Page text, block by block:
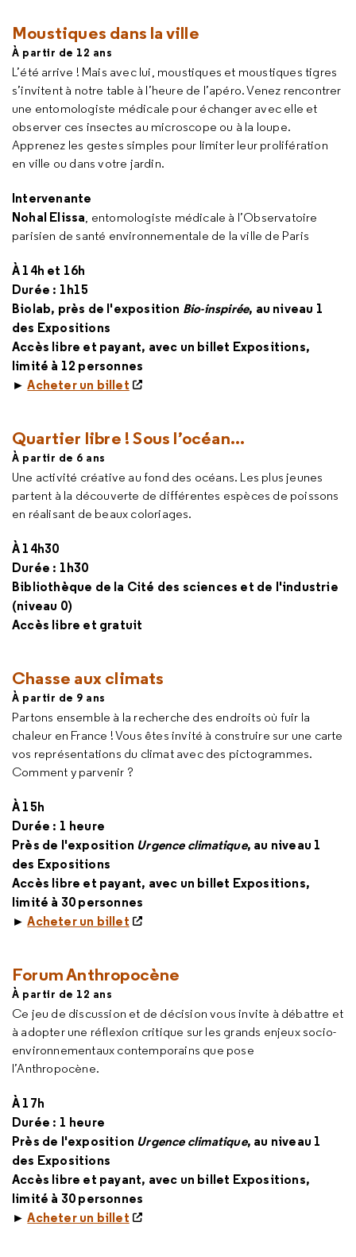
Moustiques dans la ville
À partir de 12 ans
L’été arrive ! Mais avec lui, moustiques et moustiques tigres
s’invitent à notre table à l’heure de l’apéro. Venez rencontrer
une entomologiste médicale pour échanger avec elle et
observer ces insectes au microscope ou à la loupe.
Apprenez les gestes simples pour limiter leur prolifération
en ville ou dans votre jardin.
Intervenante
Nohal Elissa, entomologiste médicale à l’Observatoire
parisien de santé environnementale de la ville de Paris
À 14h et 16h
Durée : 1h15
Biolab, près de l'exposition Bio-inspirée, au niveau 1
des Expositions
Accès libre et payant, avec un billet Expositions,
limité à 12 personnes
►Acheter un billet
Quartier libre ! Sous l’océan...
À partir de 6 ans
Une activité créative au fond des océans. Les plus jeunes
partent à la découverte de différentes espèces de poissons
en réalisant de beaux coloriages.
À 14h30
Durée : 1h30
Bibliothèque de la Cité des sciences et de l'industrie
(niveau 0)
Accès libre et gratuit
Chasse aux climats
À partir de 9 ans
Partons ensemble à la recherche des endroits où fuir la
chaleur en France ! Vous êtes invité à construire sur une carte
vos représentations du climat avec des pictogrammes.
Comment y parvenir ?
À 15h
Durée : 1 heure
Près de l'exposition Urgence climatique, au niveau 1
des Expositions
Accès libre et payant, avec un billet Expositions,
limité à 30 personnes
►Acheter un billet
Forum Anthropocène
À partir de 12 ans
Ce jeu de discussion et de décision vous invite à débattre et
à adopter une réflexion critique sur les grands enjeux socio-
environnementaux contemporains que pose
l’Anthropocène.
À 17h
Durée : 1 heure
Près de l'exposition Urgence climatique, au niveau 1
des Expositions
Accès libre et payant, avec un billet Expositions,
limité à 30 personnes
►Acheter un billet